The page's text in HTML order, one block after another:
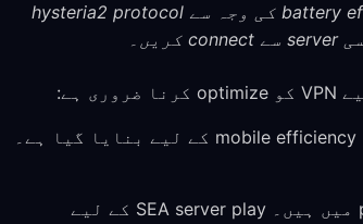
بہترین ML performance کے لیے، اس کے low overhead اور battery efficiency کی وجہ سے hysteria2 protocol
FreeGuard hysteria2 protocol استعمال کرتا ہے جو mobile efficiency کے لیے بنایا گیا ہے۔
ML کے primary servers Southeast Asia (Singapore) میں ہیں۔ SEA server play کے لیے